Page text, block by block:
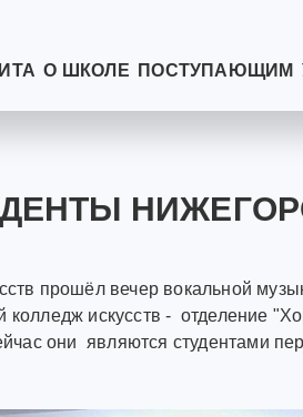
О ШКОЛЕ ПОСТУПАЮЩИМ
прошёл вечер вокальной
колледж искусств - отделение
они являются